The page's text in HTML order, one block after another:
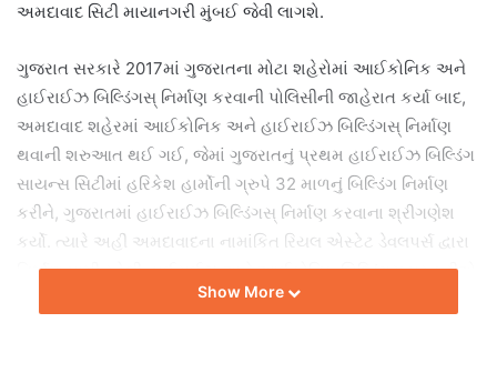
અમદાવાદ સિટી માયાનગરી મુંબઈ જેવી લાગશે.
ગુજરાત સરકારે 2017માં ગુજરાતના મોટા શહેરોમાં આઈકોનિક અને
હાઈરાઈઝ બિલ્ડિંગસ્ નિર્માણ કરવાની પોલિસીની જાહેરાત કર્યા બાદ,
અમદાવાદ શહેરમાં આઈકોનિક અને હાઈરાઈઝ બિલ્ડિંગસ્ નિર્માણ
થવાની શરુઆત થઈ ગઈ, જેમાં ગુજરાતનું પ્રથમ હાઈરાઈઝ બિલ્ડિંગ
સાયન્સ સિટીમાં હરિકેશ હાર્મોની ગ્રુપે 32 માળનું બિલ્ડિંગ નિર્માણ
કરીને, ગુજરાતમાં હાઈરાઈઝ બિલ્ડિંગસ્ નિર્માણ કરવાના શ્રીગણેશ
કર્યો. ત્યારે અહીં અમદાવાદના નામાંકિત રિયલ એસ્ટેટ ડેવલપર્સ દ્વારા
નિર્માણ પામી રહેલી હાઈરાઈઝ અને આઈકોનિક બિલ્ડિંગસ્ પર કરીએ
Show More